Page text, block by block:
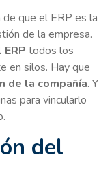
que el ERP es la
de la empresa.
todos los
en silos. Hay que
de la compañía. Y
para vincularlo
del